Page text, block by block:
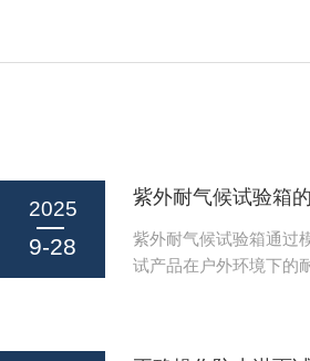
2025
9-28
紫外耐气候试验箱
紫外耐气候试验箱通过
试产品在户外环境下的